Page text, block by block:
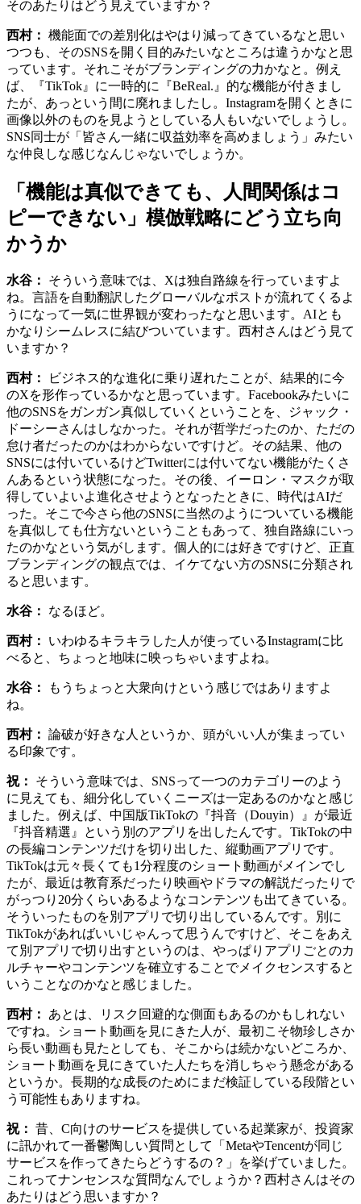
そのあたりはどう見えていますか？
西村： 機能面での差別化はやはり減ってきているなと思い
つつも、そのSNSを開く目的みたいなところは違うかなと思
っています。それこそがブランディングの力かなと。例え
ば、『TikTok』に一時的に『BeReal.』的な機能が付きまし
たが、あっという間に廃れましたし。Instagramを開くときに
画像以外のものを見ようとしている人もいないでしょうし。
SNS同士が「皆さん一緒に収益効率を高めましょう」みたい
な仲良しな感じなんじゃないでしょうか。
「機能は真似できても、人間関係はコ
ピーできない」模倣戦略にどう立ち向
かうか
水谷：
そういう意味では、Xは独自路線を行っていますよ
ね。言語を自動翻訳したグローバルなポストが流れてくるよ
うになって一気に世界観が変わったなと思います。AIとも
かなりシームレスに結びついています。西村さんはどう見て
いますか？
西村：
ビジネス的な進化に乗り遅れたことが、結果的に今
のXを形作っているかなと思っています。Facebookみたいに
他のSNSをガンガン真似していくということを、ジャック・
ドーシーさんはしなかった。それが哲学だったのか、ただの
怠け者だったのかはわからないですけど。その結果、他の
SNSには付いているけどTwitterには付いてない機能がたくさ
んあるという状態になった。その後、イーロン・マスクが取
得していよいよ進化させようとなったときに、時代はAIだ
った。そこで今さら他のSNSに当然のようについている機能
を真似しても仕方ないということもあって、独自路線にいっ
たのかなという気がします。個人的には好きですけど、正直
ブランディングの観点では、イケてない方のSNSに分類され
ると思います。
水谷： なるほど。
西村：
いわゆるキラキラした人が使っているInstagramに比
べると、ちょっと地味に映っちゃいますよね。
水谷：
もうちょっと大衆向けという感じではありますよ
ね。
西村： 論破が好きな人というか、頭がいい人が集まってい
る印象です。
祝：
そういう意味では、SNSって一つのカテゴリーのよう
に見えても、細分化していくニーズは一定あるのかなと感じ
ました。例えば、中国版TikTokの『抖音（Douyin）』が最近
『抖音精選』という別のアプリを出したんです。TikTokの中
の長編コンテンツだけを切り出した、縦動画アプリです。
TikTokは元々長くても1分程度のショート動画がメインでし
たが、最近は教育系だったり映画やドラマの解説だったりで
がっつり20分くらいあるようなコンテンツも出てきている。
そういったものを別アプリで切り出しているんです。別に
TikTokがあればいいじゃんって思うんですけど、そこをあえ
て別アプリで切り出すというのは、やっぱりアプリごとのカ
ルチャーやコンテンツを確立することでメイクセンスすると
いうことなのかなと感じました。
西村：
あとは、リスク回避的な側面もあるのかもしれない
ですね。ショート動画を見にきた人が、最初こそ物珍しさか
ら長い動画も見たとしても、そこからは続かないどころか、
ショート動画を見にきていた人たちを消しちゃう懸念がある
というか。長期的な成長のためにまだ検証している段階とい
う可能性もありますね。
祝： 昔、C向けのサービスを提供している起業家が、投資家
に訊かれて一番鬱陶しい質問として「MetaやTencentが同じ
サービスを作ってきたらどうするの？」を挙げていました。
これってナンセンスな質問なんでしょうか？西村さんはその
あたりはどう思いますか？